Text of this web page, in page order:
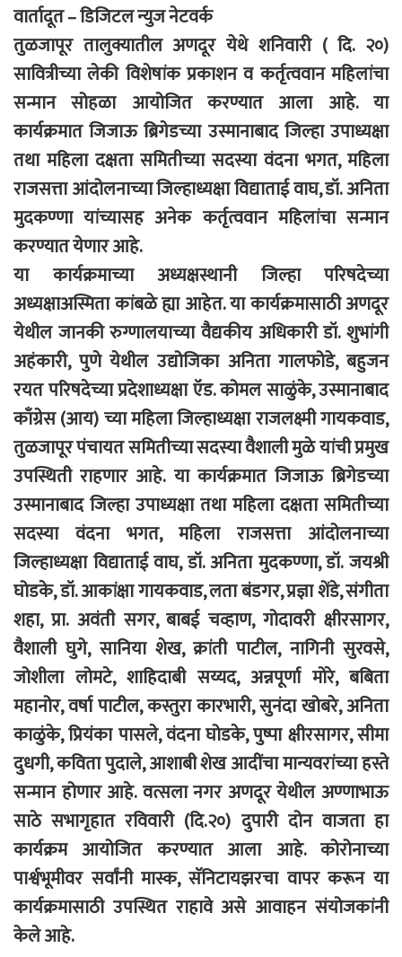
वार्तादूत – डिजिटल न्युज नेटवर्क
तुळजापूर तालुक्यातील अणदूर येथे शनिवारी ( दि. २०)
सावित्रीच्या लेकी विशेषांक प्रकाशन व कर्तृत्ववान महिलांचा
सन्मान सोहळा आयोजित करण्यात आला आहे. या
कार्यक्रमात जिजाऊ ब्रिगेडच्या उस्मानाबाद जिल्हा उपाध्यक्षा
तथा महिला दक्षता समितीच्या सदस्या वंदना भगत, महिला
राजसत्ता आंदोलनाच्या जिल्हाध्यक्षा विद्याताई वाघ, डॉ. अनिता
मुदकण्णा यांच्यासह अनेक कर्तृत्ववान महिलांचा सन्मान
करण्यात येणार आहे.
या कार्यक्रमाच्या अध्यक्षस्थानी जिल्हा परिषदेच्या
अध्यक्षाअस्मिता कांबळे ह्या आहेत. या कार्यक्रमासाठी अणदूर
येथील जानकी रुग्णालयाच्या वैद्यकीय अधिकारी डॉ. शुभांगी
अहंकारी, पुणे येथील उद्योजिका अनिता गालफोडे, बहुजन
रयत परिषदेच्या प्रदेशाध्यक्षा ऍड. कोमल साळुंके, उस्मानाबाद
काँग्रेस (आय) च्या महिला जिल्हाध्यक्षा राजलक्ष्मी गायकवाड,
तुळजापूर पंचायत समितीच्या सदस्या वैशाली मुळे यांची प्रमुख
उपस्थिती राहणार आहे. या कार्यक्रमात जिजाऊ ब्रिगेडच्या
उस्मानाबाद जिल्हा उपाध्यक्षा तथा महिला दक्षता समितीच्या
सदस्या वंदना भगत, महिला राजसत्ता आंदोलनाच्या
जिल्हाध्यक्षा विद्याताई वाघ, डॉ. अनिता मुदकण्णा, डॉ. जयश्री
घोडके, डॉ. आकांक्षा गायकवाड, लता बंडगर, प्रज्ञा शेंडे, संगीता
शहा, प्रा. अवंती सगर, बाबई चव्हाण, गोदावरी क्षीरसागर,
वैशाली घुगे, सानिया शेख, क्रांती पाटील, नागिनी सुरवसे,
जोशीला लोमटे, शाहिदाबी सय्यद, अन्नपूर्णा मोरे, बबिता
महानोर, वर्षा पाटील, कस्तुरा कारभारी, सुनंदा खोबरे, अनिता
काळुंके, प्रियंका पासले, वंदना घोडके, पुष्पा क्षीरसागर, सीमा
दुधगी, कविता पुदाले, आशाबी शेख आदींचा मान्यवरांच्या हस्ते
सन्मान होणार आहे. वत्सला नगर अणदूर येथील अण्णाभाऊ
साठे सभागृहात रविवारी (दि.२०) दुपारी दोन वाजता हा
कार्यक्रम आयोजित करण्यात आला आहे. कोरोनाच्या
पार्श्वभूमीवर सर्वांनी मास्क, सॅनिटायझरचा वापर करून या
कार्यक्रमासाठी उपस्थित राहावे असे आवाहन संयोजकांनी
केले आहे.